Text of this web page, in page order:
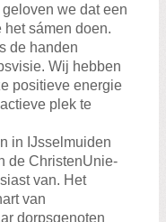
we dat een
sámen doen.
de handen
Wij hebben
positieve energie
plek te
in IJsselmuiden
de ChristenUnie-
van. Het
van
dorpsgenoten